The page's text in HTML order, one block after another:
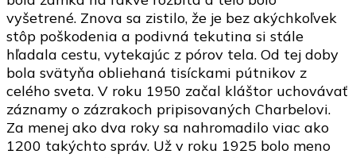
vyšetrené. Znova sa zistilo, že je bez akýchkoľvek
stôp poškodenia a podivná tekutina si stále
hľadala cestu, vytekajúc z pórov tela. Od tej doby
bola svätyňa obliehaná tisíckami pútnikov z
celého sveta. V roku 1950 začal kláštor uchovávať
záznamy o zázrakoch pripisovaných Charbelovi.
Za menej ako dva roky sa nahromadilo viac ako
1200 takýchto správ. Už v roku 1925 bolo meno